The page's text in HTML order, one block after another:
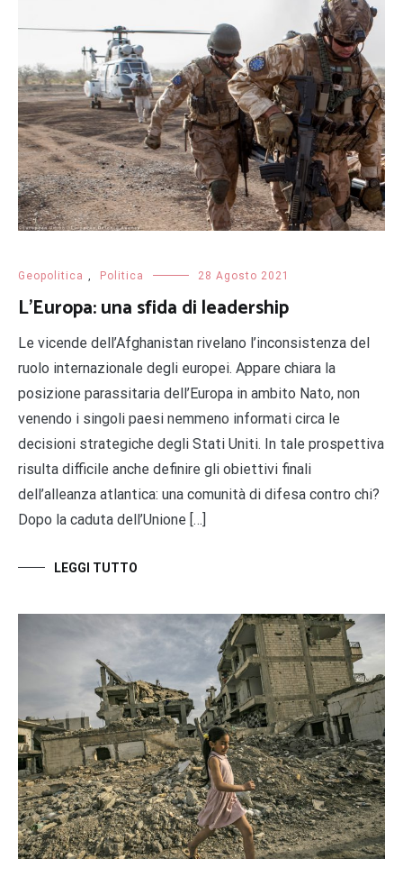
Geopolitica , Politica 28 Agosto 2021
L’Europa: una sfida di leadership
Le vicende dell’Afghanistan rivelano l’inconsistenza del
ruolo internazionale degli europei. Appare chiara la
posizione parassitaria dell’Europa in ambito Nato, non
venendo i singoli paesi nemmeno informati circa le
decisioni strategiche degli Stati Uniti. In tale prospettiva
risulta difficile anche definire gli obiettivi finali
dell’alleanza atlantica: una comunità di difesa contro chi?
Dopo la caduta dell’Unione […]
LEGGI TUTTO